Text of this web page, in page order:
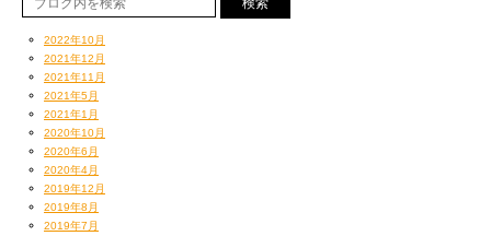
忘れられない１匹だった。
飼い主行方不明のプードルがなぜかクラブ内に。
自動ドアのクラブだったから寒くて中にはいってきたんだろうけど。
かわいいのでいっぱいさわってた
2022年10月
2021年12月
2021年11月
2021年5月
2021年1月
2020年10月
2020年6月
2020年4月
2019年12月
2019年8月
2019年7月